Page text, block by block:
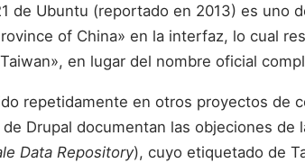
de Ubuntu (reportado en 2013) es
of China» en la interfaz, lo cual
en lugar del nombre oficial
repetidamente en otros proyectos
Drupal documentan las objeciones
Data Repository), cuyo etiquetado de